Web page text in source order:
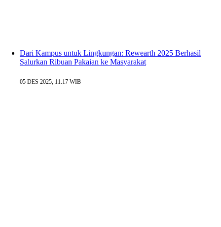
Dari Kampus untuk Lingkungan: Rewearth 2025 Berhasil
Salurkan Ribuan Pakaian ke Masyarakat
05 DES 2025, 11:17 WIB